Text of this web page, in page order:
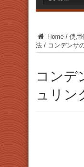
Home / 使用
法 / コンデンサ
コンデ
ュリン